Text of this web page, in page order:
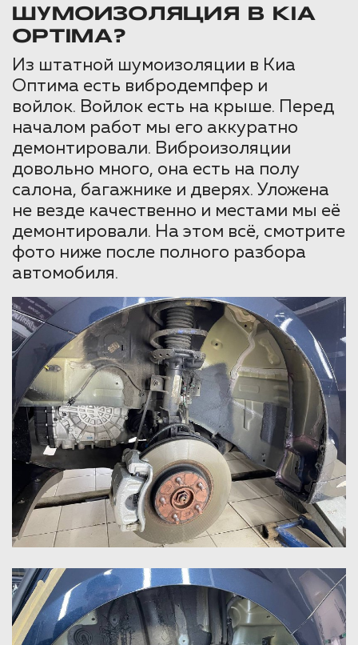
ШУМОИЗОЛЯЦИЯ В KIA
OPTIMA?
Из штатной шумоизоляции в Киа
Оптима есть вибродемпфер и
войлок. Войлок есть на крыше. Перед
началом работ мы его аккуратно
демонтировали. Виброизоляции
довольно много, она есть на полу
салона, багажнике и дверях. Уложена
не везде качественно и местами мы её
демонтировали. На этом всё, смотрите
фото ниже после полного разбора
автомобиля.